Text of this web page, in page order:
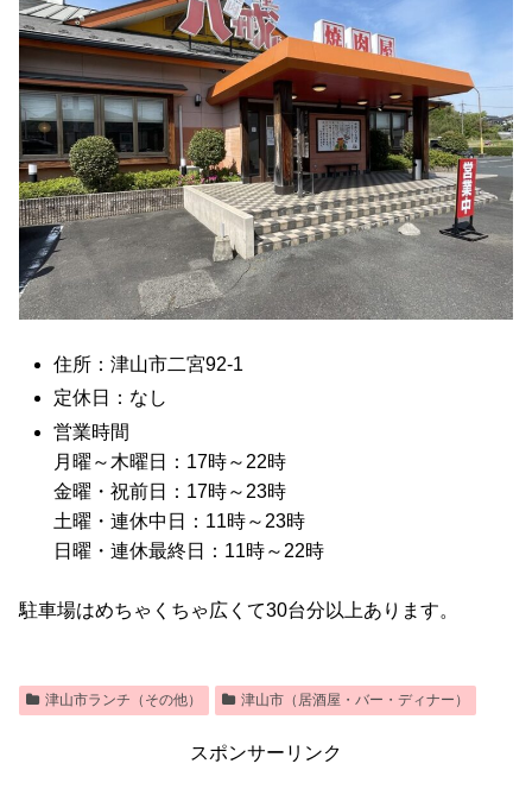
住所：津山市二宮92-1
定休日：なし
営業時間
月曜～木曜日：17時～22時
金曜・祝前日：17時～23時
土曜・連休中日：11時～23時
日曜・連休最終日：11時～22時
駐車場はめちゃくちゃ広くて30台分以上あります。
津山市ランチ（その他） 津山市（居酒屋・バー・ディナー）
スポンサーリンク